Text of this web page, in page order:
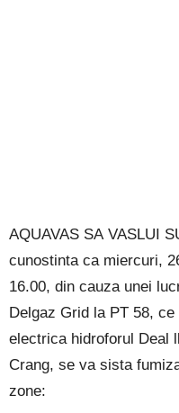
AQUAVAS SA VASLUI
cunostinta ca miercuri,
16.00, din cauza unei
Delgaz Grid la PT 58, ce
electrica hidroforul Deal ll
Crang, se va sista
zone: